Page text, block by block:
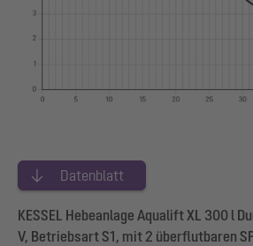
Datenblatt
KESSEL Hebeanlage Aqualift XL 300 l
V, Betriebsart S1, mit 2 überflutbaren